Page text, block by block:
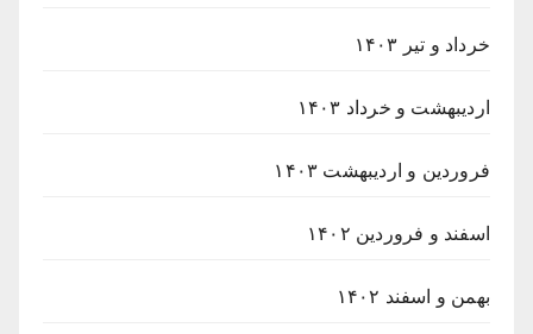
خرداد و تیر ۱۴۰۳
اردیبهشت و خرداد ۱۴۰۳
فروردین و اردیبهشت ۱۴۰۳
اسفند و فروردین ۱۴۰۲
بهمن و اسفند ۱۴۰۲